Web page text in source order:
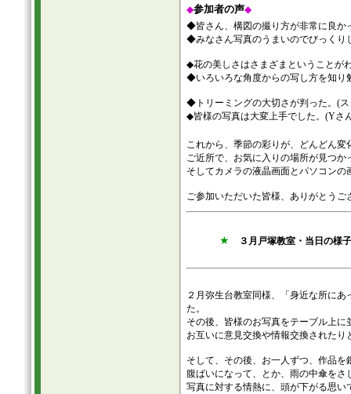
◆参加者の声◆
◆皆さん、構図の撮り方が非常に良か
◆みなさん写真のうまいのでびっくり
◆花の美しさはさまざまということが
◆いろいろな角度からの写し方を知り
◆トリーミングの大切さが判った。(
◆皆様の写真は大変上手でした。(Yさ
これから、季節の彩りが、どんどん変
ご近所で、お気に入りの場所が見つ
そしてカメラの液晶画面とパソコン
ご参加いただいた皆様、ありがとうご
★ ３月戸塚教室・当日の様子
２月弥生台教室同様、「身近な所に
た。
その後、皆様のお写真をテーブル上
お互いに意見交換や情報交換されたり
そして、その後、お一人ずつ、作品を
腹ばいになって、とか、雨の中傘を
写真に対する情熱に、頭が下がる思い